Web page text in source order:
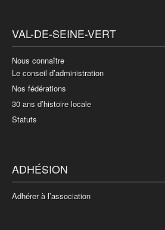
VAL-DE-SEINE-VERT
Nous connaître
Le conseil d’administration
Nos fédérations
30 ans d’histoire locale
Statuts
ADHÉSION
Adhérer à l’association